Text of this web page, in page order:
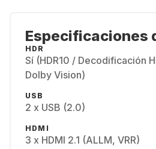
Especificaciones
HDR
Sí (HDR10 / Decodificación
Dolby Vision)
USB
2 x USB (2.0)
HDMI
3 x HDMI 2.1 (ALLM, VRR)